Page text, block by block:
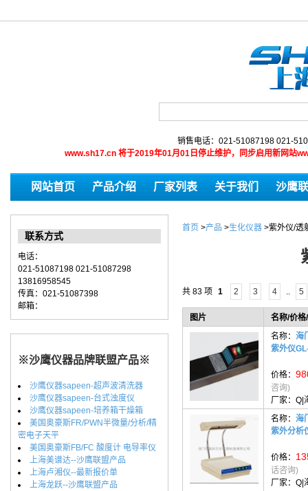
销售电话：021-51087198 021-
www.sh17.cn 将于2019年01月01日停止维护，同步启用新网站
网站首页 产品介绍 厂家列表 关于我们 沙鹰
联系方式
电话：
021-51087198 021-51087298
13816958545
传真：021-51087398
邮箱：
※沙鹰仪器品牌联盟产品※
沙鹰仪器sapeen-超声波清洗器
沙鹰仪器sapeen-台式浊度仪
沙鹰仪器sapeen-培养箱干燥箱
美国奥豪斯FR/PWN半微量/分析/精
密电子天平
美国奥豪斯FB/FC 酸度计 电导率仪
上海美谱达--沙鹰联盟产品
上海卢湘仪--最新报价单
上海龙跃--沙鹰联盟产品
首页 >产品 >生化仪器 >紫外仪/透
共 83 项 1 2 3 4 .. 5
图片
名称/价格
名称： 海
紫外仪
价格：
咨询)
厂家： Q|
名称： 海
紫外分析
价格：
话咨询)
厂家： Q|